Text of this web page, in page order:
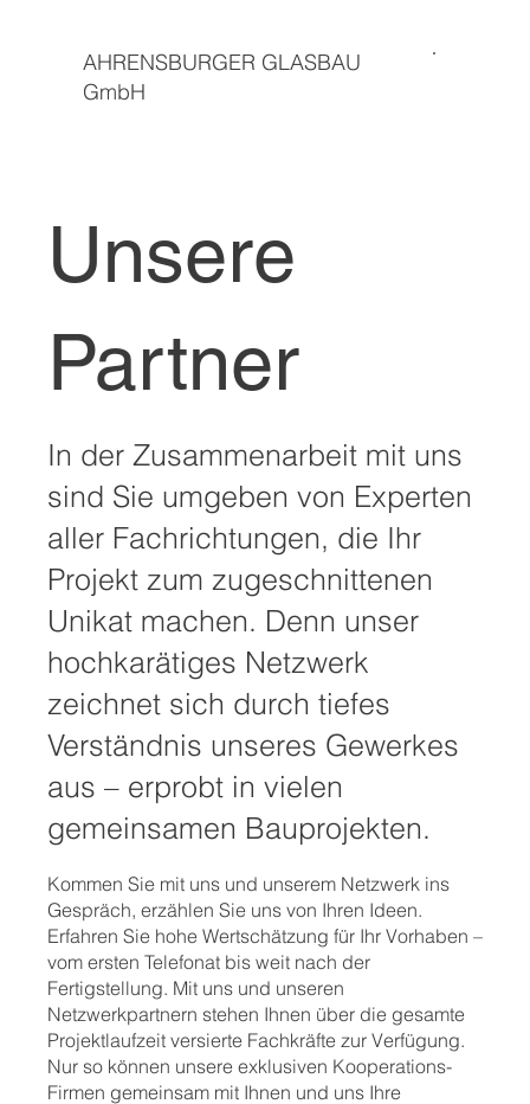
AHRENSBURGER GLASBAU
GmbH
Unsere
Partner
In der Zusammenarbeit mit uns
sind Sie umgeben von Experten
aller Fachrichtungen, die Ihr
Projekt zum zugeschnittenen
Unikat machen. Denn unser
hochkarätiges Netzwerk
zeichnet sich durch tiefes
Verständnis unseres Gewerkes
aus – erprobt in vielen
gemeinsamen Bauprojekten.
Kommen Sie mit uns und unserem Netzwerk ins
Gespräch, erzählen Sie uns von Ihren Ideen.
Erfahren Sie hohe Wertschätzung für Ihr Vorhaben –
vom ersten Telefonat bis weit nach der
Fertigstellung. Mit uns und unseren
Netzwerkpartnern stehen Ihnen über die gesamte
Projektlaufzeit versierte Fachkräfte zur Verfügung.
Nur so können unsere exklusiven Kooperations-
Firmen gemeinsam mit Ihnen und uns Ihre